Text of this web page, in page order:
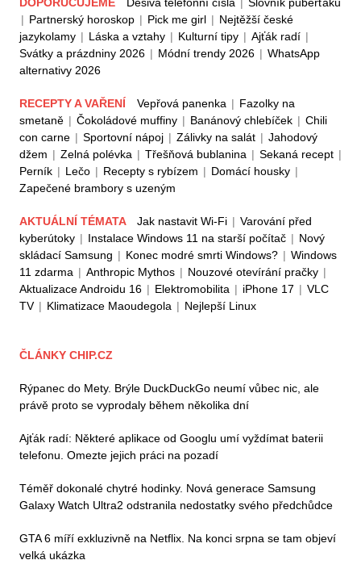
DOPORUČUJEME Děsivá telefonní čísla | Slovník puberťáků
| Partnerský horoskop | Pick me girl | Nejtěžší české
jazykolamy | Láska a vztahy | Kulturní tipy | Ajťák radí |
Svátky a prázdniny 2026 | Módní trendy 2026 | WhatsApp
alternativy 2026
RECEPTY A VAŘENÍ Vepřová panenka | Fazolky na
smetaně | Čokoládové muffiny | Banánový chlebíček | Chili
con carne | Sportovní nápoj | Zálivky na salát | Jahodový
džem | Zelná polévka | Třešňová bublanina | Sekaná recept |
Perník | Lečo | Recepty s rybízem | Domácí housky |
Zapečené brambory s uzeným
AKTUÁLNÍ TÉMATA Jak nastavit Wi-Fi | Varování před
kyberútoky | Instalace Windows 11 na starší počítač | Nový
skládací Samsung | Konec modré smrti Windows? | Windows
11 zdarma | Anthropic Mythos | Nouzové otevírání pračky |
Aktualizace Androidu 16 | Elektromobilita | iPhone 17 | VLC
TV | Klimatizace Maoudegola | Nejlepší Linux
ČLÁNKY CHIP.CZ
Rýpanec do Mety. Brýle DuckDuckGo neumí vůbec nic, ale
právě proto se vyprodaly během několika dní
Ajťák radí: Některé aplikace od Googlu umí vyždímat baterii
telefonu. Omezte jejich práci na pozadí
Téměř dokonalé chytré hodinky. Nová generace Samsung
Galaxy Watch Ultra2 odstranila nedostatky svého předchůdce
GTA 6 míří exkluzivně na Netflix. Na konci srpna se tam objeví
velká ukázka